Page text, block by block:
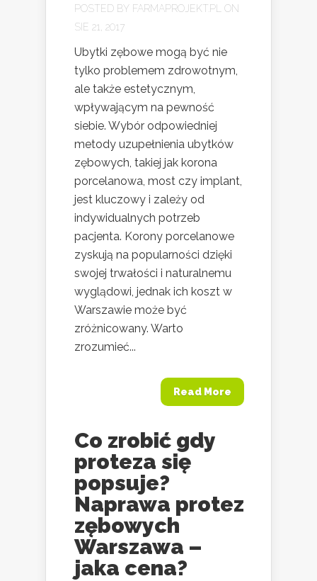
POSTED BY FARMAPROJEKT.PL
ON
SIE 21, 2017
Ubytki zębowe mogą być nie
tylko problemem zdrowotnym,
ale także estetycznym,
wpływającym na pewność
siebie. Wybór odpowiedniej
metody uzupełnienia ubytków
zębowych, takiej jak korona
porcelanowa, most czy implant,
jest kluczowy i zależy od
indywidualnych potrzeb
pacjenta. Korony porcelanowe
zyskują na popularności dzięki
swojej trwałości i naturalnemu
wyglądowi, jednak ich koszt w
Warszawie może być
zróżnicowany. Warto
zrozumieć...
Read More
Co zrobić gdy
proteza się
popsuje?
Naprawa protez
zębowych
Warszawa –
jaka cena?